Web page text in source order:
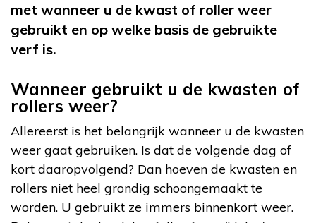
met wanneer u de kwast of roller weer
gebruikt en op welke basis de gebruikte
verf is.
Wanneer gebruikt u de kwasten of
rollers weer?
Allereerst is het belangrijk wanneer u de kwasten
weer gaat gebruiken. Is dat de volgende dag of
kort daaropvolgend? Dan hoeven de kwasten en
rollers niet heel grondig schoongemaakt te
worden. U gebruikt ze immers binnenkort weer.